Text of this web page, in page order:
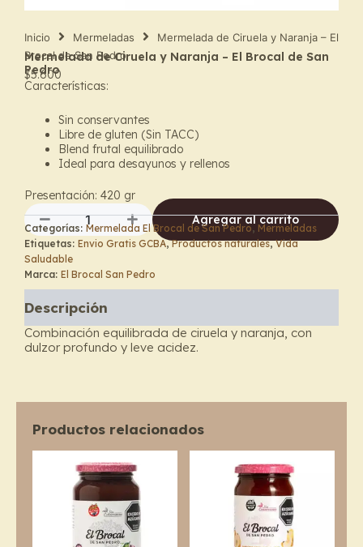
Inicio Mermeladas
Mermelada de Ciruela y Naranja – El
Brocal de San Pedro
Mermelada de Ciruela y Naranja – El Brocal de San
Pedro
$5.600
Características:
Sin conservantes
Libre de gluten (Sin TACC)
Blend frutal equilibrado
Ideal para desayunos y rellenos
Presentación: 420 gr
Mermelada
de
Ciruela
y
–
El
Brocal
Agregar al carrito
Categorías: Mermelada El Brocal de San Pedro, Mermeladas
Etiquetas: Envio Gratis GCBA,Productos naturales,Vida
Saludable
Marca: El Brocal San Pedro
Descripción
Combinación equilibrada de ciruela y naranja, con
dulzor profundo y leve acidez.
Productos relacionados